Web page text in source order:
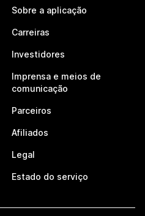
Sobre a aplicação
Carreiras
Investidores
Imprensa e meios de
comunicação
Parceiros
Afiliados
Legal
Estado do serviço